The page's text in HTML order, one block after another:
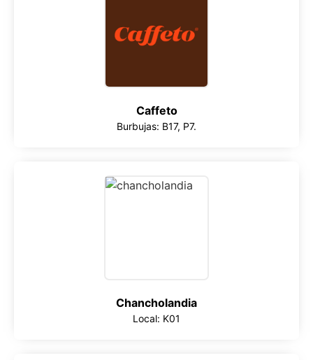
Caffeto
Burbujas: B17, P7.
Chancholandia
Local: K01